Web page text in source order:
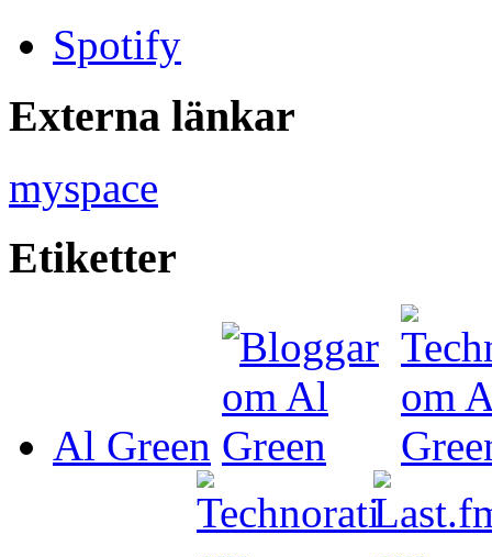
Spotify
Externa länkar
myspace
Etiketter
Al Green